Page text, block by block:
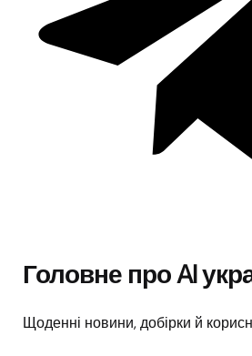
Головне про AI
Щоденні новини, добірки й